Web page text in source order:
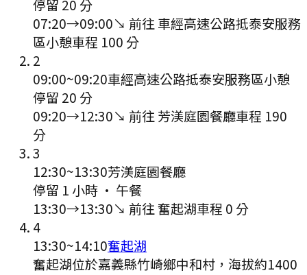
停留 20 分
07:20→09:00↘ 前往 車經高速公路抵泰安服務
區小憩車程 100 分
2
09:00~09:20車經高速公路抵泰安服務區小憩
停留 20 分
09:20→12:30↘ 前往 芳渼庭園餐廳車程 190
分
3
12:30~13:30芳渼庭園餐廳
停留 1 小時 · 午餐
13:30→13:30↘ 前往奮起湖車程 0 分
4
13:30~14:10奮起湖
奮起湖位於嘉義縣竹崎鄉中和村，海拔約1400